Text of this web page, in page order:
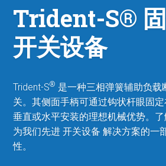
Trident-S®
开关设备
Trident-S® 是一种三相弹簧辅助负载
关。其侧面手柄可通过钩状杆眼固
垂直或水平安装的理想机械优势。
为我们先进开关设备 解决方案的一
性。